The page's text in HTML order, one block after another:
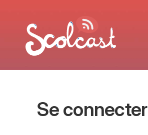
Se connecter